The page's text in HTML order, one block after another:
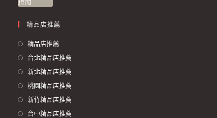
精品店推薦
精品店推薦
台北精品店推薦
新北精品店推薦
桃園精品店推薦
新竹精品店推薦
台中精品店推薦